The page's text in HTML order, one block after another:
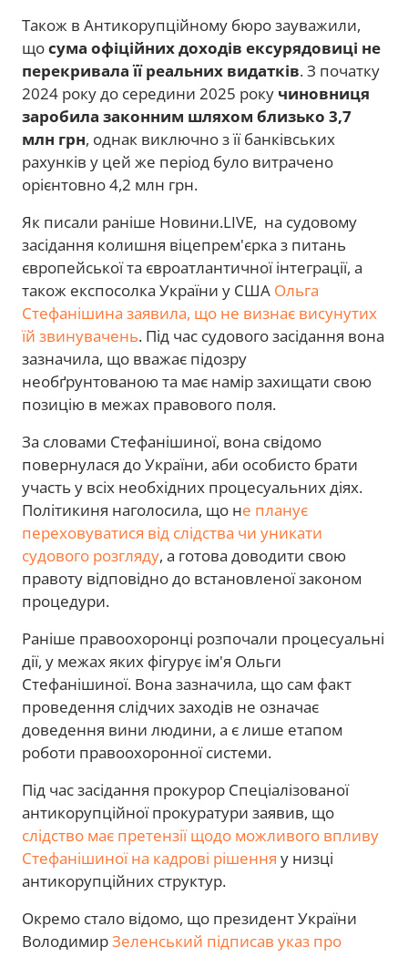
Також в Антикорупційному бюро зауважили,
щосума офіційних доходів ексурядовиці не
перекривала її реальних видатків. З початку
2024 року до середини 2025 року чиновниця
заробила законним шляхом близько 3,7
млн грн, однак виключно з її банківських
рахунків у цей же період було витрачено
орієнтовно 4,2 млн грн.
Як писали раніше Новини.LIVE, на судовому
засідання колишня віцепрем'єрка з питань
європейської та євроатлантичної інтеграції, а
також експосолка України у США Ольга
Стефанішина заявила, що не визнає висунутих
їй звинувачень. Під час судового засідання вона
зазначила, що вважає підозру
необґрунтованою та має намір захищати свою
позицію в межах правового поля.
За словами Стефанішиної, вона свідомо
повернулася до України, аби особисто брати
участь у всіх необхідних процесуальних діях.
Політикиня наголосила, що не планує
переховуватися від слідства чи уникати
судового розгляду, а готова доводити свою
правоту відповідно до встановленої законом
процедури.
Раніше правоохоронці розпочали процесуальні
дії, у межах яких фігурує ім'я Ольги
Стефанішиної. Вона зазначила, що сам факт
проведення слідчих заходів не означає
доведення вини людини, а є лише етапом
роботи правоохоронної системи.
Під час засідання прокурор Спеціалізованої
антикорупційної прокуратури заявив, що
слідство має претензії щодо можливого впливу
Стефанішиної на кадрові рішення у низці
антикорупційних структур.
Окремо стало відомо, що президент України
ВолодимирЗеленський підписав указ про